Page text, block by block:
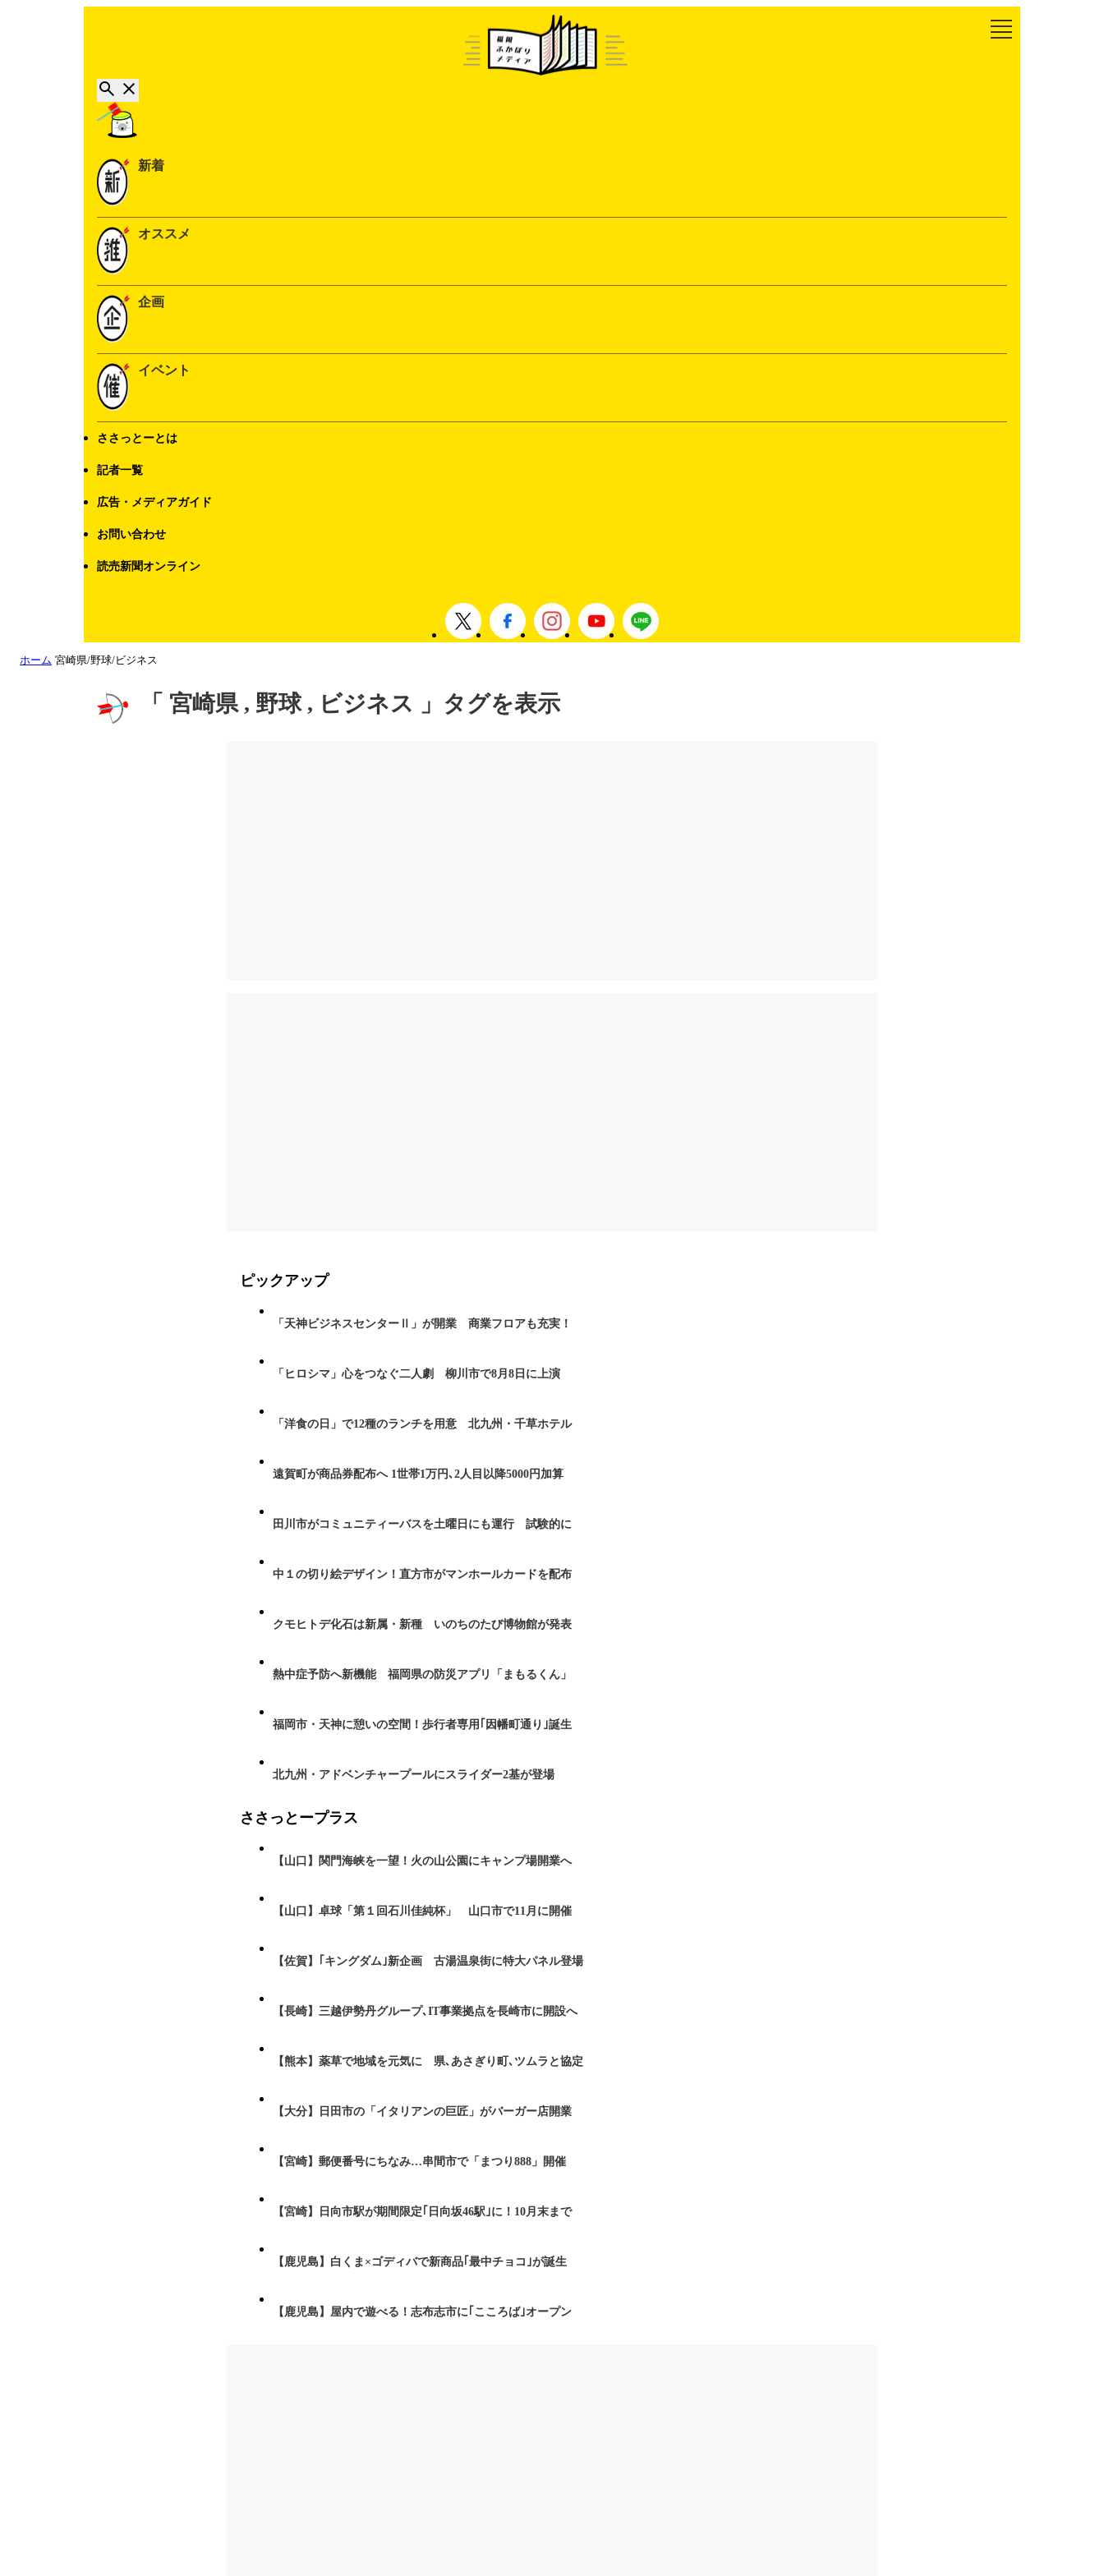
新着
オススメ
企画
イベント
ささっとーとは
記者一覧
広告・メディアガイド
お問い合わせ
読売新聞オンライン
ホーム 宮崎県/野球/ビジネス
「 宮崎県 , 野球 , ビジネス 」タグを表示
ピックアップ
「天神ビジネスセンターⅡ」が開業 商業フロアも充実！
「ヒロシマ」心をつなぐ二人劇 柳川市で8月8日に上演
「洋食の日」で12種のランチを用意 北九州・千草ホテル
遠賀町が商品券配布へ 1世帯1万円､2人目以降5000円加算
田川市がコミュニティーバスを土曜日にも運行 試験的に
中１の切り絵デザイン！直方市がマンホールカードを配布
クモヒトデ化石は新属・新種 いのちのたび博物館が発表
熱中症予防へ新機能 福岡県の防災アプリ「まもるくん」
福岡市・天神に憩いの空間！歩行者専用｢因幡町通り｣誕生
北九州・アドベンチャープールにスライダー2基が登場
ささっとープラス
【山口】関門海峡を一望！火の山公園にキャンプ場開業へ
【山口】卓球「第１回石川佳純杯」 山口市で11月に開催
【佐賀】｢キングダム｣新企画 古湯温泉街に特大パネル登場
【長崎】三越伊勢丹グループ､IT事業拠点を長崎市に開設へ
【熊本】薬草で地域を元気に 県､あさぎり町､ツムラと協定
【大分】日田市の「イタリアンの巨匠」がバーガー店開業
【宮崎】郵便番号にちなみ…串間市で「まつり888」開催
【宮崎】日向市駅が期間限定｢日向坂46駅｣に！10月末まで
【鹿児島】白くま×ゴディバで新商品｢最中チョコ｣が誕生
【鹿児島】屋内で遊べる！志布志市に｢こころば｣オープン